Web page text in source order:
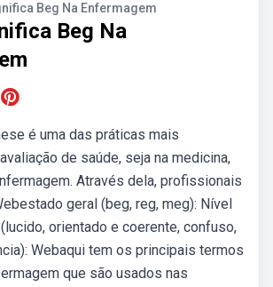
Beg Na Enfermagem
Beg Na
é uma das práticas mais
de saúde, seja na medicina,
Através dela, profissionais
geral (beg, reg, meg): Nível
orientado e coerente, confuso,
Webaqui tem os principais termos
que são usados nas